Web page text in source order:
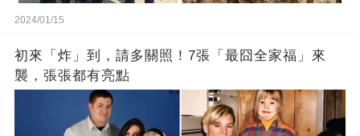
2024/01/15
初來「炸」到，請多關照！7張「最囧全家福」來
襲，張張都有亮點